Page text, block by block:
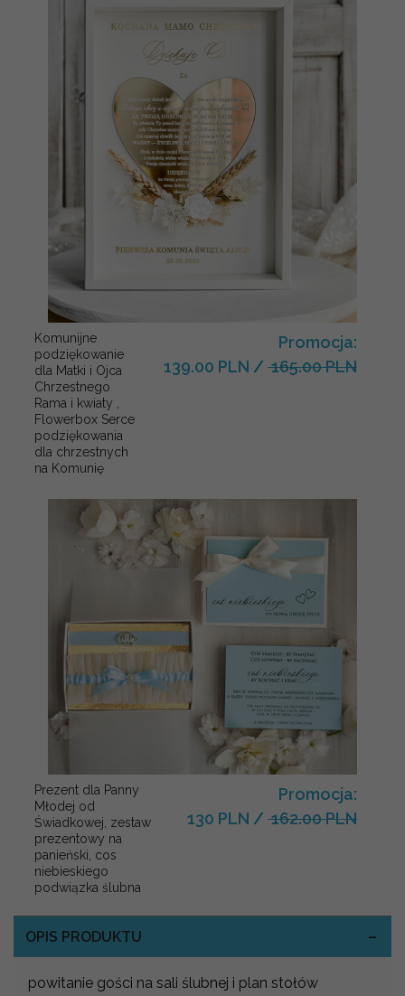
Komunijne
podziękowanie
dla Matki i Ojca
Chrzestnego
Rama i kwiaty ,
Flowerbox Serce
podziękowania
dla chrzestnych
na Komunię
Promocja:
139.00 PLN / 165.00 PLN
Prezent dla Panny
Młodej od
Świadkowej, zestaw
prezentowy na
panieński, cos
niebieskiego
podwiązka ślubna
Promocja:
130 PLN / 162.00 PLN
OPIS PRODUKTU
powitanie gości na sali ślubnej i plan stołów